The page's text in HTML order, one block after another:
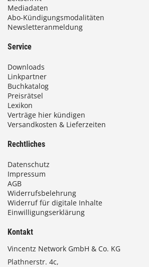
Mediadaten
Abo-Kündigungsmodalitäten
Newsletteranmeldung
Service
Downloads
Linkpartner
Buchkatalog
Preisrätsel
Lexikon
Verträge hier kündigen
Versandkosten & Lieferzeiten
Rechtliches
Datenschutz
Impressum
AGB
Widerrufsbelehrung
Widerruf für digitale Inhalte
Einwilligungserklärung
Kontakt
Vincentz Network GmbH & Co. KG
Plathnerstr. 4c,